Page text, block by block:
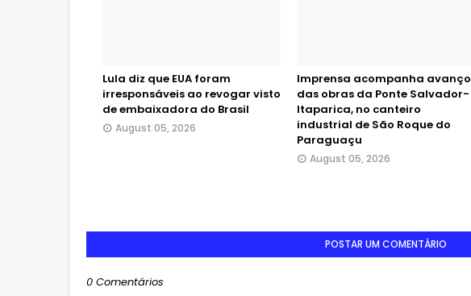
Lula diz que EUA foram
irresponsáveis ao revogar visto
de embaixadora do Brasil
August 05, 2026
Imprensa acompanha avanço
das obras da Ponte Salvador-
Itaparica, no canteiro
industrial de São Roque do
Paraguaçu
August 05, 2026
POSTAR UM COMENTÁRIO
0 Comentários